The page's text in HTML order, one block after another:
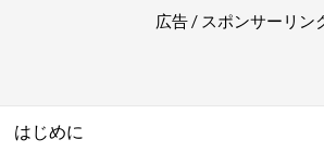
広告 / スポンサーリン
はじめに